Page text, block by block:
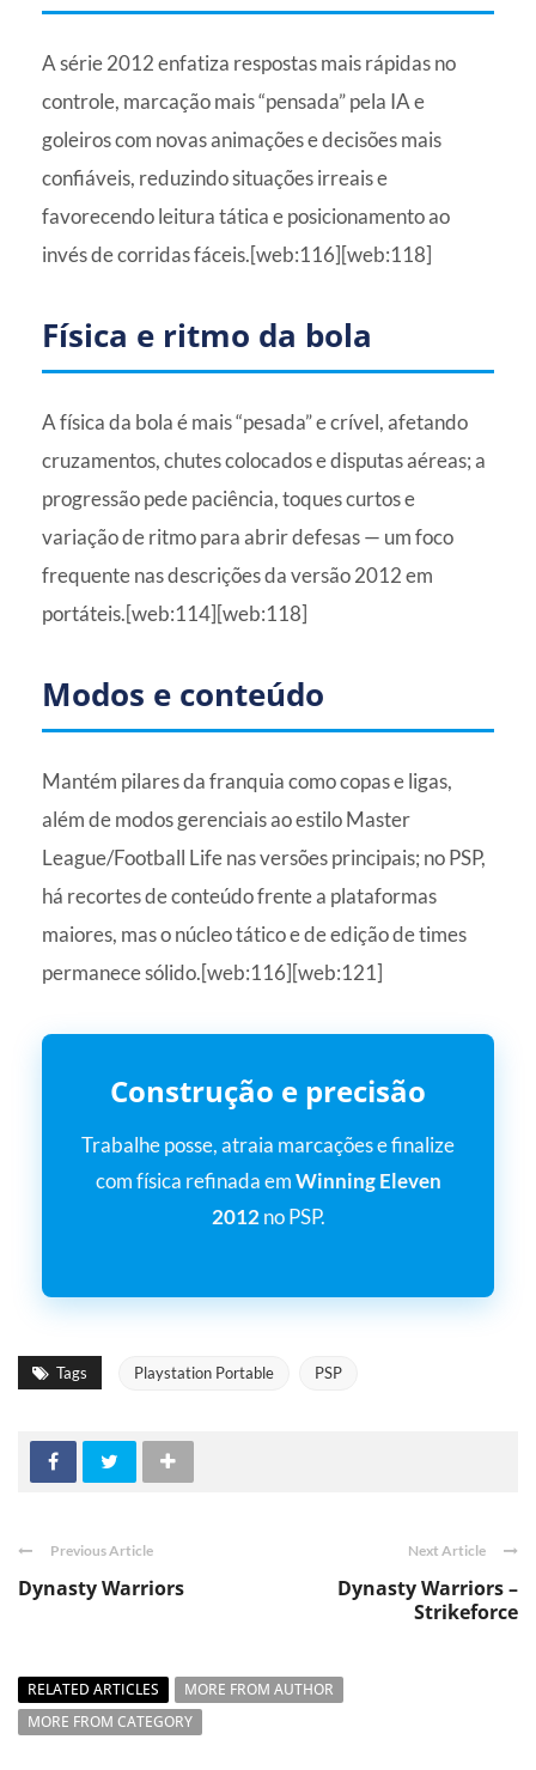
A série 2012 enfatiza respostas mais rápidas no
controle, marcação mais “pensada” pela IA e
goleiros com novas animações e decisões mais
confiáveis, reduzindo situações irreais e
favorecendo leitura tática e posicionamento ao
invés de corridas fáceis.[web:116][web:118]
Física e ritmo da bola
A física da bola é mais “pesada” e crível, afetando
cruzamentos, chutes colocados e disputas aéreas; a
progressão pede paciência, toques curtos e
variação de ritmo para abrir defesas — um foco
frequente nas descrições da versão 2012 em
portáteis.[web:114][web:118]
Modos e conteúdo
Mantém pilares da franquia como copas e ligas,
além de modos gerenciais ao estilo Master
League/Football Life nas versões principais; no PSP,
há recortes de conteúdo frente a plataformas
maiores, mas o núcleo tático e de edição de times
permanece sólido.[web:116][web:121]
Construção e precisão
Trabalhe posse, atraia marcações e finalize
com física refinada emWinning Eleven
2012no PSP.
Tags Playstation Portable PSP
Previous Article
Dynasty Warriors
Next Article
Dynasty Warriors –
Strikeforce
RELATED ARTICLES
MORE FROM AUTHOR
MORE FROM CATEGORY